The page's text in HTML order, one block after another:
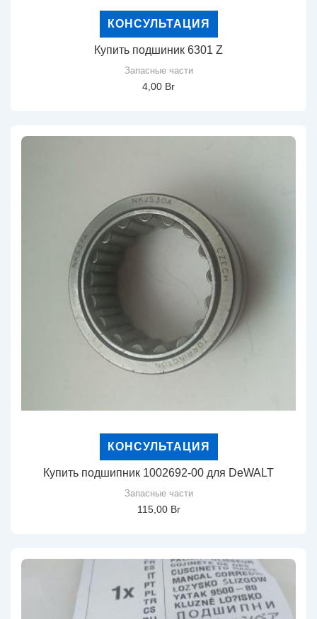
КОНСУЛЬТАЦИЯ
Купить подшиник 6301 Z
Запасные части
4,00 Br
КОНСУЛЬТАЦИЯ
Купить подшипник 1002692-00 для DeWALT
Запасные части
115,00 Br